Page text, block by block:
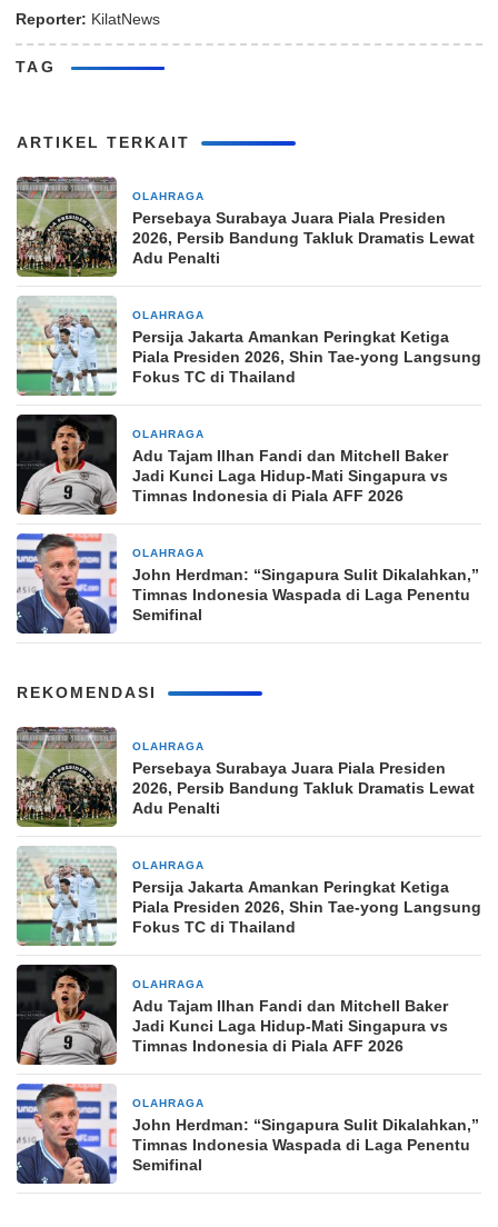
Reporter: KilatNews
TAG
ARTIKEL TERKAIT
OLAHRAGA
Persebaya Surabaya Juara Piala Presiden
2026, Persib Bandung Takluk Dramatis Lewat
Adu Penalti
OLAHRAGA
Persija Jakarta Amankan Peringkat Ketiga
Piala Presiden 2026, Shin Tae-yong Langsung
Fokus TC di Thailand
OLAHRAGA
Adu Tajam Ilhan Fandi dan Mitchell Baker
Jadi Kunci Laga Hidup-Mati Singapura vs
Timnas Indonesia di Piala AFF 2026
OLAHRAGA
John Herdman: “Singapura Sulit Dikalahkan,”
Timnas Indonesia Waspada di Laga Penentu
Semifinal
REKOMENDASI
OLAHRAGA
Persebaya Surabaya Juara Piala Presiden
2026, Persib Bandung Takluk Dramatis Lewat
Adu Penalti
OLAHRAGA
Persija Jakarta Amankan Peringkat Ketiga
Piala Presiden 2026, Shin Tae-yong Langsung
Fokus TC di Thailand
OLAHRAGA
Adu Tajam Ilhan Fandi dan Mitchell Baker
Jadi Kunci Laga Hidup-Mati Singapura vs
Timnas Indonesia di Piala AFF 2026
OLAHRAGA
John Herdman: “Singapura Sulit Dikalahkan,”
Timnas Indonesia Waspada di Laga Penentu
Semifinal